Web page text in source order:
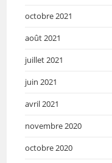
octobre 2021
août 2021
juillet 2021
juin 2021
avril 2021
novembre 2020
octobre 2020